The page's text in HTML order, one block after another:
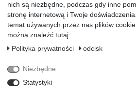
Polityka ­prywatności
warunki
nich są niezbędne, podczas gdy inne
stronę internetową i Twoje
temat używanych przez nas plików
można znaleźć tutaj:
Polityka ­prywatności
odcisk
Niezbędne
Statystyki